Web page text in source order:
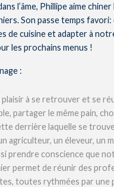
l’âme, Phillipe aime
Son passe temps
de cuisine et adapter à
les prochains menus !
:
à se retrouver et se
partager le même pain,
derrière laquelle se
agriculteur, un éleveur, un
prendre conscience que
permet de réunir des
toutes rythmées par une